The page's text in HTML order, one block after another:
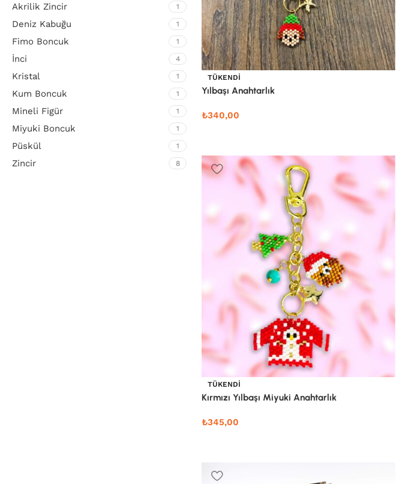
Akrilik Zincir 1
Deniz Kabuğu 1
Fimo Boncuk 1
İnci 4
Kristal 1
Kum Boncuk 1
Mineli Figür 1
Miyuki Boncuk 1
Püskül 1
Zincir 8
TÜKENDI
Yılbaşı Anahtarlık
₺340,00
TÜKENDI
Kırmızı Yılbaşı Miyuki Anahtarlık
₺345,00